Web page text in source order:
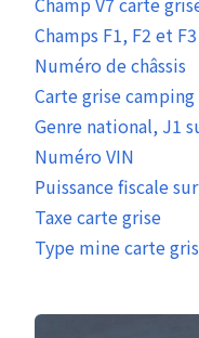
Champs F1, F2 et
Numéro de châssis
Carte grise camping
Genre national, J1
Numéro VIN
Puissance fiscale
Taxe carte grise
Type mine carte